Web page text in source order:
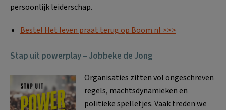
persoonlijk leiderschap.
Bestel Het leven praat terug op Boom.nl >>>
Stap uit powerplay – Jobbeke de Jong
Organisaties zitten vol ongeschreven
regels, machtsdynamieken en
politieke spelletjes. Vaak treden we